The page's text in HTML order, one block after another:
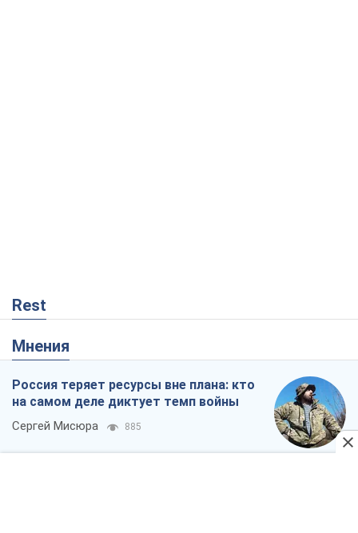
"Мы уже переживали и худшее":
Украине не стоит поддаваться
отчаянию из-за ракетного террора
Сергей Марченко, эксперт 4,1 т.
Что ожидает украинцев в 2026-2028